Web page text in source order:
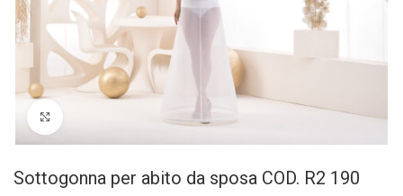
Sottogonna per abito da sposa COD. R2 190